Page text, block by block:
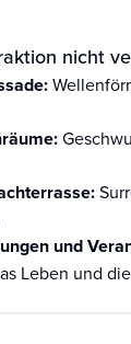
nicht
und
Leben und